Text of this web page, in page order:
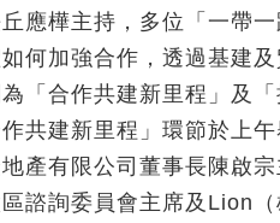
應樺主持，多位「一帶
何加強合作，透過基建
「合作共建新里程」及「
共建新里程」環節於上
產有限公司董事長陳啟
諮詢委員會主席及Lion